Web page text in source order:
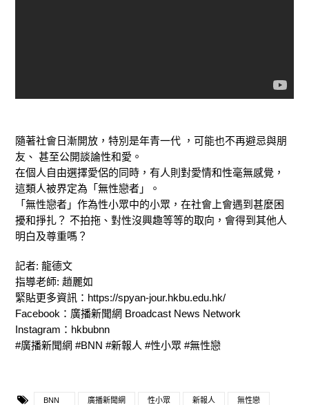
隨著社會日漸開放，特別是年青一代 ，可能也不再避忌與朋
友、 甚至公開談論性和愛。
在個人自由選擇愛侶的同時，有人則對愛情和性毫無感覺，
這類人被界定為「無性戀者」。
「無性戀者」作為性小眾中的小眾，在社會上會遇到甚麼困
擾和掙扎？ 不拍拖、對性沒興趣等等的取向，會得到其他人
明白及尊重嗎？
記者: 龍德文
指導老師: 趙麗如
緊貼更多資訊：https://spyan-jour.hkbu.edu.hk/​
Facebook：廣播新聞網 Broadcast News Network​
Instagram：hkbubnn​
#廣播新聞網 #BNN #新報人 #性小眾 #無性戀
BNN 廣播新聞網 性小眾 新報人 無性戀